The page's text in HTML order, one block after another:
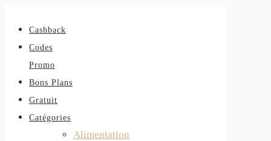
Cashback
Codes
Promo
Bons Plans
Gratuit
Catégories
Alimentation